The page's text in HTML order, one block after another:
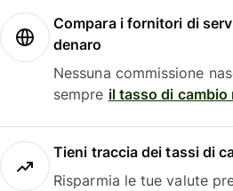
Compara i fornitori di
denaro
Nessuna commissione
sempre il tasso di cambio
Tieni traccia dei tassi di
Risparmia le tue valute